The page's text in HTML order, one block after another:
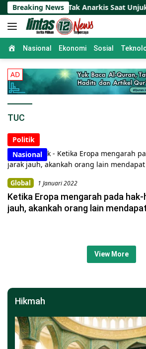
Skip
to
content
Breaking News
Imbau Tak Anarkis Saat Unjuk Rasa
Home
Nasional Ekonomi Sosial
TUC
Global 1 Januari 2022
Ketika Eropa mengarah pada
jauh, akankah orang lain
View More
Hikmah